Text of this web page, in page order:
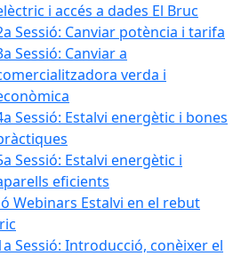
i accés a dades El Bruc
Sessió: Canviar potència i tarifa
Sessió: Canviar a
verda i
Sessió: Estalvi energètic i bones
Sessió: Estalvi energètic i
eficients
Webinars Estalvi en el rebut
Sessió: Introducció, conèixer el